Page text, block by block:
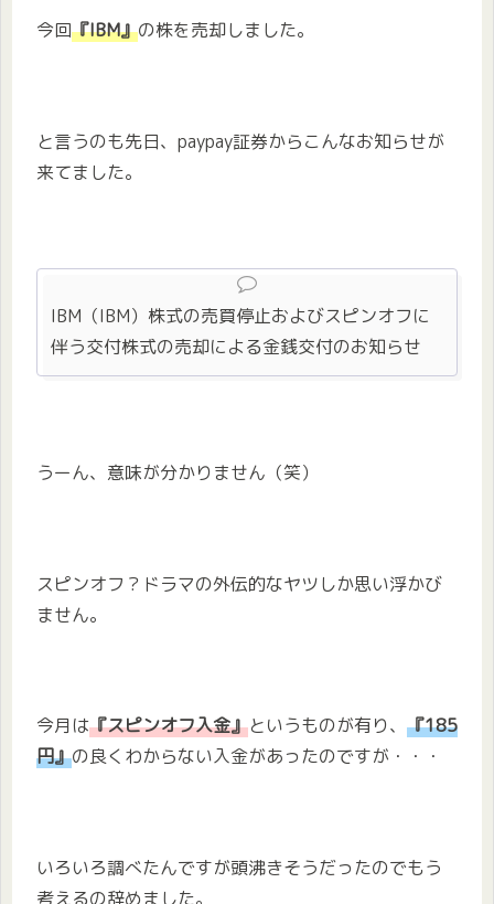
今回『IBM』の株を売却しました。
と言うのも先日、paypay証券からこんなお知らせが
来てました。
IBM（IBM）株式の売買停止およびスピンオフに
伴う交付株式の売却による金銭交付のお知らせ
うーん、意味が分かりません（笑）
スピンオフ？ドラマの外伝的なヤツしか思い浮かび
ません。
今月は『スピンオフ入金』というものが有り、 『185
円』の良くわからない入金があったのですが・・・
いろいろ調べたんですが頭沸きそうだったのでもう
考えるの辞めました。